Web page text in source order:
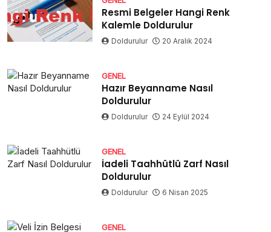
Resmi Belgeler Hangi Renk
Kalemle Doldurulur
Doldurulur 20 Aralık 2024
GENEL
Hazır Beyanname Nasıl
Doldurulur
Doldurulur 24 Eylül 2024
GENEL
İadeli Taahhütlü Zarf Nasıl
Doldurulur
Doldurulur 6 Nisan 2025
GENEL